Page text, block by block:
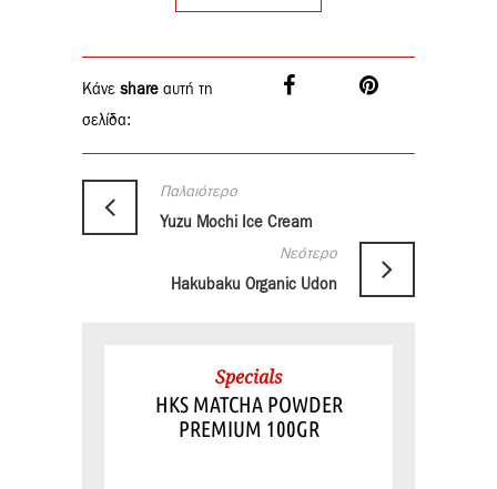
Κάνε share αυτή τη
σελίδα:
Παλαιότερο
Yuzu Mochi Ice Cream
Νεότερο
Hakubaku Organic Udon
Specials
HKS MATCHA POWDER
PREMIUM 100GR